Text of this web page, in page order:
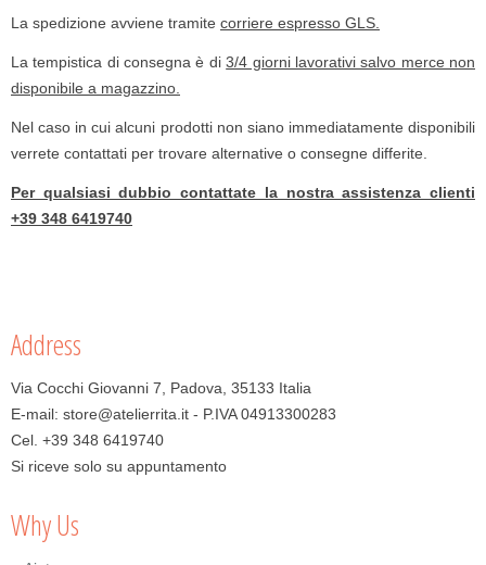
La spedizione avviene tramite corriere espresso GLS.
La tempistica di consegna è di3/4 giorni lavorativi salvo merce non
disponibile a magazzino.
Nel caso in cui alcuni prodotti non siano immediatamente disponibili
verrete contattati per trovare alternative o consegne differite.
Per qualsiasi dubbio contattate la nostra assistenza clienti
+39 348 6419740
Address
Via Cocchi Giovanni 7, Padova, 35133 Italia
E-mail: store@atelierrita.it - P.IVA 04913300283
Cel. +39 348 6419740
Si riceve solo su appuntamento
Why Us